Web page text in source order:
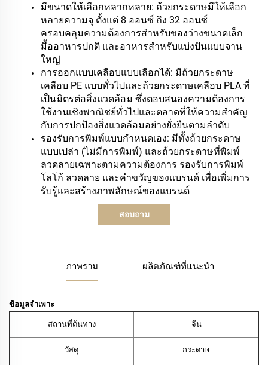
มีขนาดให้เลือกหลากหลาย: ถ้วยกระดาษมีให้เลือก
หลายความจุ ตั้งแต่ 8 ออนซ์ ถึง 32 ออนซ์
ครอบคลุมความต้องการสำหรับของว่างขนาดเล็ก
มื้ออาหารปกติ และอาหารสำหรับแบ่งปันแบบจาน
ใหญ่
การออกแบบเคลือบแบบเลือกได้: มีถ้วยกระดาษ
เคลือบ PE แบบทั่วไปและถ้วยกระดาษเคลือบ PLA ที่
เป็นมิตรต่อสิ่งแวดล้อม ซึ่งตอบสนองความต้องการ
ใช้งานเชิงพาณิชย์ทั่วไปและตลาดที่ให้ความสำคัญ
กับการปกป้องสิ่งแวดล้อมอย่างยั่งยืนตามลำดับ
รองรับการพิมพ์แบบกำหนดเอง: มีทั้งถ้วยกระดาษ
แบบเปล่า (ไม่มีการพิมพ์) และถ้วยกระดาษที่พิมพ์
ลวดลายเฉพาะตามความต้องการ รองรับการพิมพ์
โลโก้ ลวดลาย และคำขวัญของแบรนด์ เพื่อเพิ่มการ
รับรู้และสร้างภาพลักษณ์ของแบรนด์
สอบถาม
ภาพรวม ผลิตภัณฑ์ที่แนะนำ
ข้อมูลจำเพาะ
สถานที่ต้นทาง จีน
วัสดุ กระดาษ